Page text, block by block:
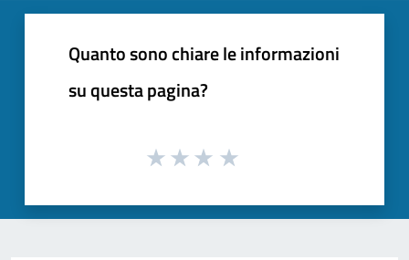
Quanto sono chiare le informazioni
su questa pagina?